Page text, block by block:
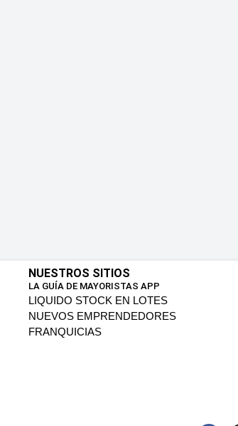
NUESTROS SITIOS
LA GUÍA DE MAYORISTAS APP
LIQUIDO STOCK EN LOTES
NUEVOS EMPRENDEDORES
FRANQUICIAS